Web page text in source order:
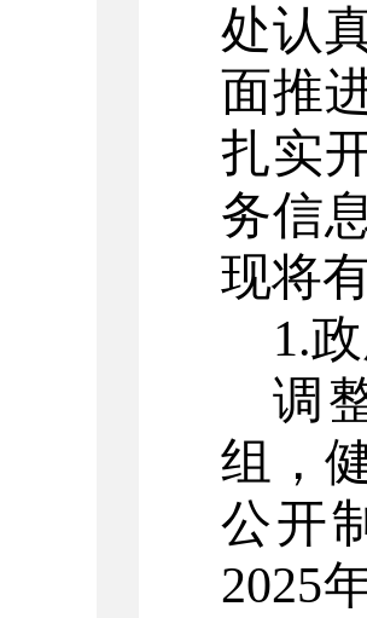
处认
面推
扎实
务信
现将
1.
调
组，
公开
2025